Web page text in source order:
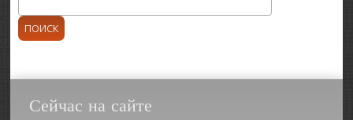
Форма поиска
Сейчас на сайте